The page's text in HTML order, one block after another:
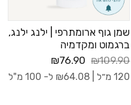
שמן גוף ארומתרפי | ילנג ילנג,
ברגמוט ומקדמיה
₪109.90
₪76.90
120 מ״ל | ₪64.08 ל- 100 מ"ל